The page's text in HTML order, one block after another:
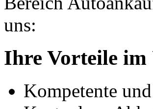
uns:
Ihre Vorteile
Kompetente